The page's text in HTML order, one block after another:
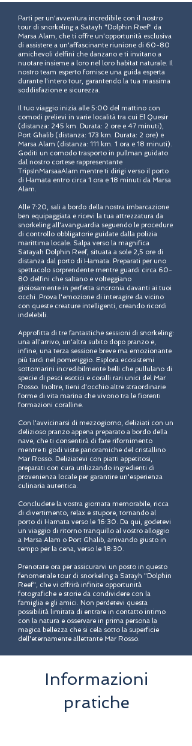
Parti per un'avventura incredibile con il nostro
tour di snorkeling a Satayh "Dolphin Reef" da
Marsa Alam, che ti offre un'opportunità esclusiva
di assistere a un'affascinante riunione di 60-80
amichevoli delfini che danzano e ti invitano a
nuotare insieme a loro nel loro habitat naturale. Il
nostro team esperto fornisce una guida esperta
durante l'intero tour, garantendo la tua massima
soddisfazione e sicurezza.
Il tuo viaggio inizia alle 5:00 del mattino con
comodi prelievi in varie località tra cui El Quesir
(distanza: 245 km. Durata: 2 ore e 47 minuti),
Port Ghalib (distanza: 173 km. Durata: 2 ore) e
Marsa Alam (distanza: 111 km. 1 ora e 18 minuti).
Goditi un comodo trasporto in pullman guidato
dal nostro cortese rappresentante
TripsInMarsaaAlam mentre ti dirigi verso il porto
di Hamata entro circa 1 ora e 18 minuti da Marsa
Alam.
Alle 7:20, sali a bordo della nostra imbarcazione
ben equipaggiata e ricevi la tua attrezzatura da
snorkeling all'avanguardia seguendo le procedure
di controllo obbligatorie guidate dalla polizia
marittima locale. Salpa verso la magnifica
Satayah Dolphin Reef, situata a sole 2,5 ore di
distanza dal porto di Hamata. Preparati per uno
spettacolo sorprendente mentre guardi circa 60-
80 delfini che saltano e volteggiano
gioiosamente in perfetta sincronia davanti ai tuoi
occhi. Prova l'emozione di interagire da vicino
con queste creature intelligenti, creando ricordi
indelebili.
Approfitta di tre fantastiche sessioni di snorkeling:
una all'arrivo, un'altra subito dopo pranzo e,
infine, una terza sessione breve ma emozionante
più tardi nel pomeriggio. Esplora ecosistemi
sottomarini incredibilmente belli che pullulano di
specie di pesci esotici e coralli rari unici del Mar
Rosso. Inoltre, tieni d'occhio altre straordinarie
forme di vita marina che vivono tra le fiorenti
formazioni coralline.
Con l'avvicinarsi di mezzogiorno, deliziati con un
delizioso pranzo appena preparato a bordo della
nave, che ti consentirà di fare rifornimento
mentre ti godi viste panoramiche del cristallino
Mar Rosso. Deliziatevi con piatti appetitosi,
preparati con cura utilizzando ingredienti di
provenienza locale per garantire un'esperienza
culinaria autentica.
Concludete la vostra giornata memorabile, ricca
di divertimento, relax e stupore, tornando al
porto di Hamata verso le 16:30. Da qui, godetevi
un viaggio di ritorno tranquillo al vostro alloggio
a Marsa Alam o Port Ghalib, arrivando giusto in
tempo per la cena, verso le 18:30.
Prenotate ora per assicurarvi un posto in questo
fenomenale tour di snorkeling a Satayh "Dolphin
Reef", che vi offrirà infinite opportunità
fotografiche e storie da condividere con la
famiglia e gli amici. Non perdetevi questa
possibilità limitata di entrare in contatto intimo
con la natura e osservare in prima persona la
magica bellezza che si cela sotto la superficie
dell'eternamente allettante Mar Rosso.
Informazioni
pratiche